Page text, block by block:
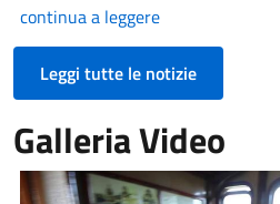
continua a leggere
Leggi tutte le notizie
Galleria Video